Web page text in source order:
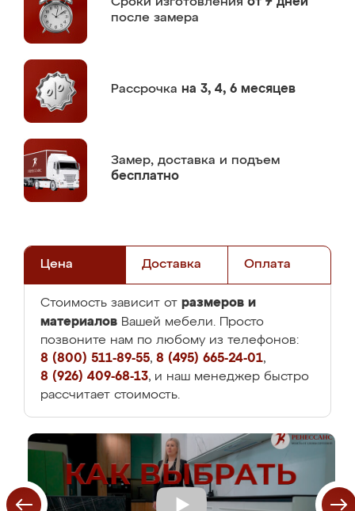
после замера
Рассрочка на 3, 4, 6 месяцев
Замер, доставка и подъем
бесплатно
Цена Доставка Оплата
Стоимость зависит от размеров и
материалов Вашей мебели. Просто
позвоните нам по любому из телефонов:
8 (800) 511-89-55, 8 (495) 665-24-01,
8 (926) 409-68-13, и наш менеджер быстро
рассчитает стоимость.